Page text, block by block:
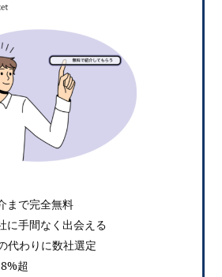
まで完全無料
に手間なく出会える
代わりに数社選定
超